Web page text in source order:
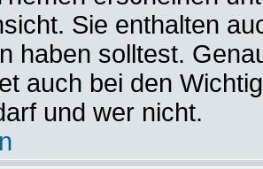
Sie enthalten
haben solltest.
auch bei den
und wer nicht.